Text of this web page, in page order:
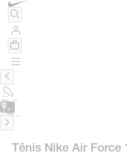
Tênis Nike Air Force